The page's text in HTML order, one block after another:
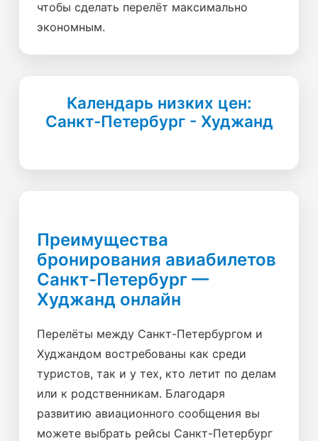
чтобы сделать перелёт максимально
экономным.
Календарь низких цен:
Санкт-Петербург - Худжанд
Преимущества
бронирования авиабилетов
Санкт-Петербург —
Худжанд онлайн
Перелёты между Санкт-Петербургом и
Худжандом востребованы как среди
туристов, так и у тех, кто летит по делам
или к родственникам. Благодаря
развитию авиационного сообщения вы
можете выбрать рейсы Санкт-Петербург